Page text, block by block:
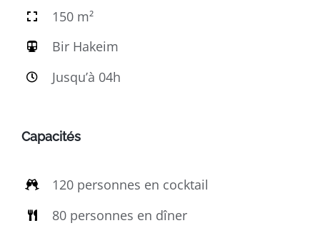
150 m²
Bir Hakeim
Jusqu’à 04h
Capacités
120 personnes en cocktail
80 personnes en dîner